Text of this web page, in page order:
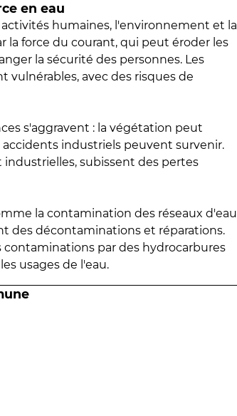
en eau
humaines, l'environnement et la
la force du courant, qui peut éroder les
la sécurité des personnes. Les
vulnérables, avec des risques de
s'aggravent : la végétation peut
industriels peuvent survenir.
subissent des pertes
la contamination des réseaux d'eau
des décontaminations et réparations.
par des hydrocarbures
usages de l'eau.